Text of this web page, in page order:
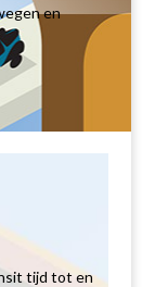
en
tijd tot en